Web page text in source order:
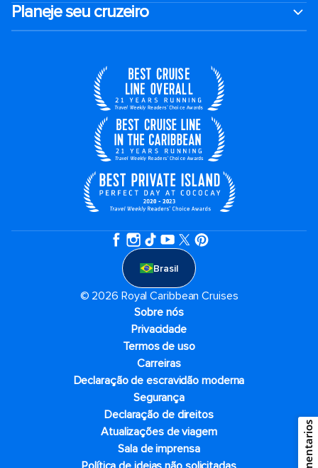
Planeje seu cruzeiro
Brasil
© 2026 Royal Caribbean Cruises
Sobre nós
Privacidade
Termos de uso
Carreiras
Declaração de escravidão moderna
Segurança
Declaração de direitos
Atualizações de viagem
Sala de imprensa
Comentarios